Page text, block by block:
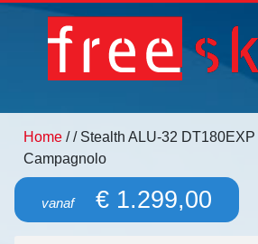
Home // Stealth ALU-32
Campagnolo
vanaf€ 1.299,00